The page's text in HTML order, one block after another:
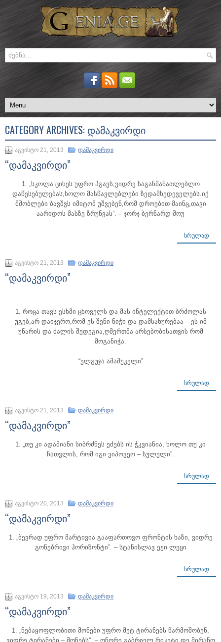
CATEGORY ARCHIVES: ᲓᲐᲛᲐᲙᲕᲘᲠᲓᲘ
აგვისტო 21, 2013 დამაკვირდი
“დამაკვირდი”
1. „სკოლა ციხეს უფრო ჰგავს,ვიდრე საგანმანათლებლო
დაწესებულებას,ხოლო მასწავლებლები ზედამხედეველებს.იქ
მშობლები ბავშვს იმიტომ უშვებენ,რომ დროებით მაინც,თავი
აარიდოს მასზე ზრუნვას”. – ჯორჯ ბერნარდ შოუ
ᲡᲠᲣᲚᲐᲓ
აგვისტო 21, 2013 დამაკვირდი
“დამაკვირდი”
1. როცა თავს ესხმი ცხოველს და მას ინტელექტით ბრძოლას
უგებ,არ დაიჯერო,რომ ეს შენი ნიჭი და დამსახურებაა – ეს იმ
უნარის და ძალის შედეგია,ღმერთმა არსებობისათვის რომ
მოგანიჭა.
“ელგუჯა ამაშუკელი”
ᲡᲠᲣᲚᲐᲓ
აგვისტო 21, 2013 დამაკვირდი
“დამაკვირდი”
1. „თუ კი ადამიანი სიბრძნეს ეძებს ის ჭკვიანია, ხოლო თუ კი
ჩათვლის, რომ იგი ვიპოვეო – სულელი”.
ᲡᲠᲣᲚᲐᲓ
აგვისტო 20, 2013 დამაკვირდი
“დამაკვირდი”
1. „ბევრად უფრო მარტივია გააფართოვო ფრონტის ხაზი, ვიდრე
გონებრივი ჰორიზონტი”. – სტანისლავ ეჟი ლეცი
ᲡᲠᲣᲚᲐᲓ
აგვისტო 19, 2013 დამაკვირდი
“დამაკვირდი”
1. „ნებაყოფლობითი მონები უფრო მეტ ტირანებს წარმოშობენ,
ვიდრე ტირანები – მონებს”. – ონორე გაბრიელ რიკეტი დე მირანო